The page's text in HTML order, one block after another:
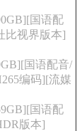
国语配
比视界版本]
国语配音/
编码][流媒
国语配
版本]